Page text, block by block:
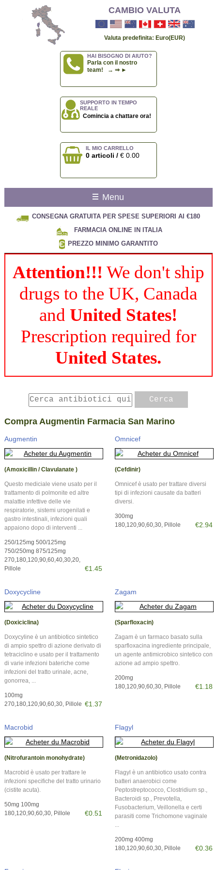
CAMBIO VALUTA
Valuta predefinita: Euro(EUR)
HAI BISOGNO DI AIUTO?
Parla con il nostro
team! → ⇒ ►
SUPPORTO IN TEMPO
REALE
Comincia a chattare ora!
IL MIO CARRELLO
0 articoli /€ 0.00
Menu
CONSEGNA GRATUITA PER SPESE SUPERIORI AI €180
FARMACIA ONLINE IN ITALIA
PREZZO MINIMO GARANTITO
Attention!!! We don't ship
drugs to the UK, Canada
and United States!
Prescription required for
United States.
Compra Augmentin Farmacia San Marino
Augmentin
(Amoxicillin / Clavulanate )
Questo mediciale viene usato per il
trattamento di polmonite ed altre
malattie infettive delle vie
respiratorie, sistemi urogenilati e
gastro intestinali, infezioni quali
appaiono dopo di interventi ...
250/125mg 500/125mg
750/250mg 875/125mg
270,180,120,90,60,40,30,20,
Pillole
€1.45
Omnicef
(Cefdinir)
Omnicef è usato per trattare diversi
tipi di infezioni causate da batteri
diversi.
300mg
180,120,90,60,30, Pillole
€2.94
Doxycycline
(Doxiciclina)
Doxycyline è un antibiotico sintetico
di ampio spettro di azione derivato di
tetraciclino e usato per il trattamento
di varie infezioni bateriche come
infezioni del tratto urinale, acne,
gonorrea, ...
100mg
270,180,120,90,60,30, Pillole €1.37
Zagam
(Sparfloxacin)
Zagam è un farmaco basato sulla
sparfloxacina ingrediente principale,
un agente antimicrobico sintetico con
azione ad ampio spettro.
200mg
180,120,90,60,30, Pillole
€1.18
Macrobid
(Nitrofurantoin monohydrate)
Macrobid è usato per trattare le
infezioni specifiche del tratto urinario
(cistite acuta).
50mg 100mg
180,120,90,60,30, Pillole
€0.51
Flagyl
(Metronidazolo)
Flagyl è un antibiotico usato contra
batteri anaerobici come
Peptostreptococco, Clostridium sp.,
Bacteroidi sp., Prevotella,
Fusobacterium, Veillonella e certi
parasiti come Trichomone vaginale
...
200mg 400mg
180,120,90,60,30, Pillole
€0.36